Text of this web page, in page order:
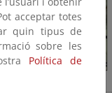
acceptar totes
quin tipus de
sobre les
Política de